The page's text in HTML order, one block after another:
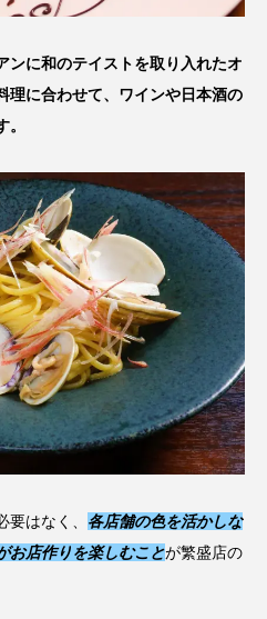
ンに和のテイストを取り入れたオ
理に合わせて、ワインや日本酒の
はなく、 各店舗の色を活かしな
お店作りを楽しむことが繁盛店の